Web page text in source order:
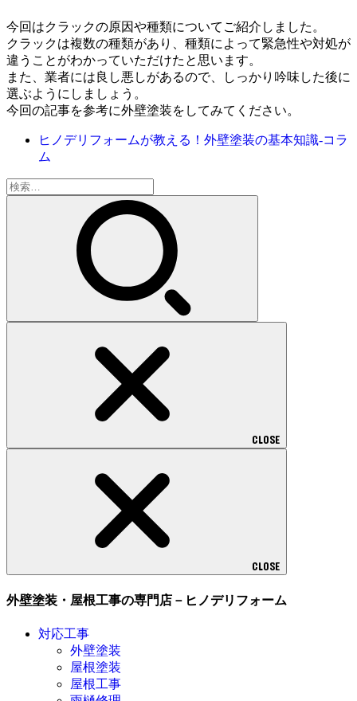
今回はクラックの原因や種類についてご紹介しました。
クラックは複数の種類があり、種類によって緊急性や対処が
違うことがわかっていただけたと思います。
また、業者には良し悪しがあるので、しっかり吟味した後に
選ぶようにしましょう。
今回の記事を参考に外壁塗装をしてみてください。
ヒノデリフォームが教える！外壁塗装の基本知識‐コラ
ム
検
索:
CLOSE
CLOSE
外壁塗装・屋根工事の専門店－ヒノデリフォーム
対応工事
外壁塗装
屋根塗装
屋根工事